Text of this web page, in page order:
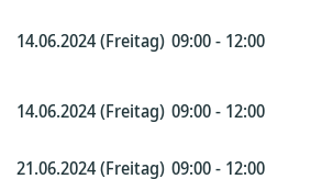
14.06.2024 (Freitag) 09:00 - 12:00
14.06.2024 (Freitag) 09:00 - 12:00
21.06.2024 (Freitag) 09:00 - 12:00